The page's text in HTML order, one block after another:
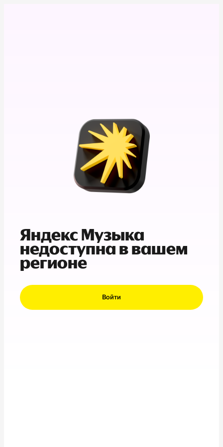
Яндекс Музыка
недоступна в вашем
регионе
Войти